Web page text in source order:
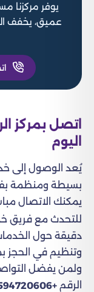
يوفر مركزنا
عميق، يخفف
اتصل بمركز
اليوم
يُعد الوصول إلى
بسيطة ومنظمة
يمكنك الاتصال
للتحدث مع فريق
دقيقة حول
وتنظيم في الحجز
ولمن يفضل التواصل
الرقم +966594720606